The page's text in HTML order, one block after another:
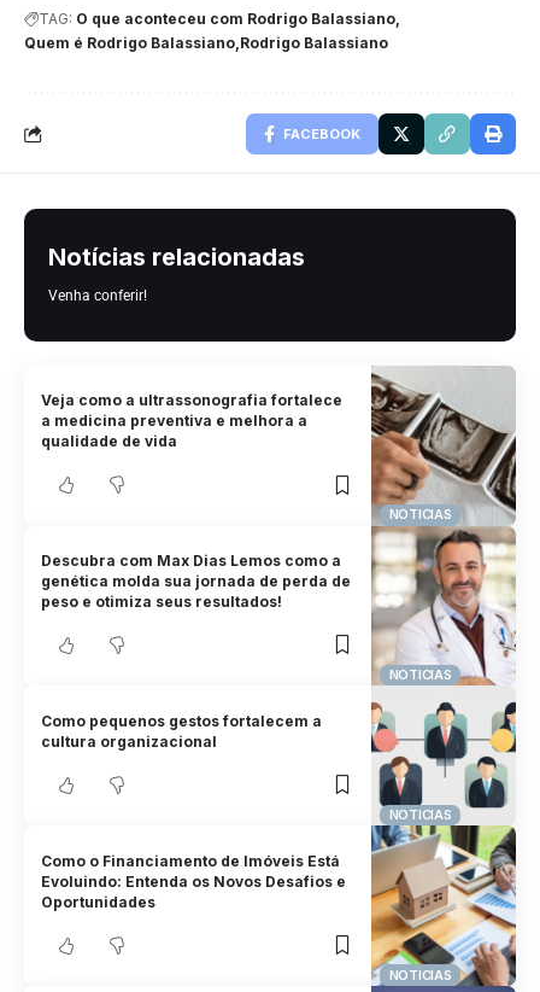
TAG: O que aconteceu com Rodrigo Balassiano
Quem é Rodrigo Balassiano Rodrigo Balassiano
FACEBOOK
Notícias relacionadas
Venha conferir!
NOTICIAS
Veja como a ultrassonografia fortalece
a medicina preventiva e melhora a
qualidade de vida
NOTICIAS
Descubra com Max Dias Lemos como a
genética molda sua jornada de perda de
peso e otimiza seus resultados!
NOTICIAS
Como pequenos gestos fortalecem a
cultura organizacional
NOTICIAS
Como o Financiamento de Imóveis Está
Evoluindo: Entenda os Novos Desafios e
Oportunidades